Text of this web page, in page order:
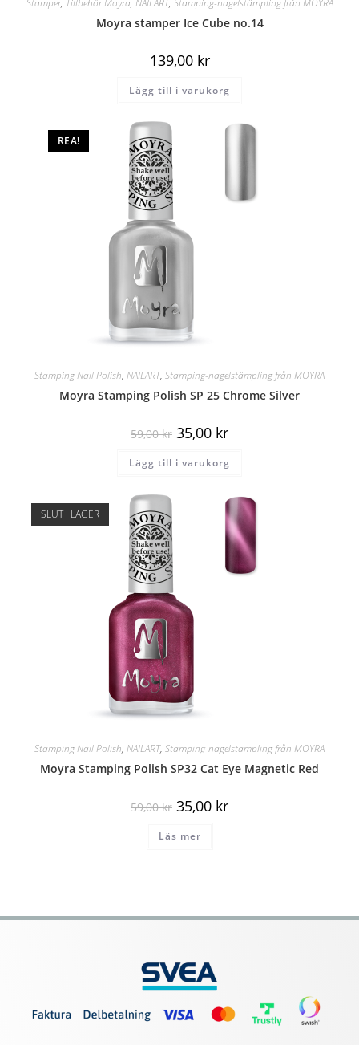
Moyra stamper Ice Cube no.14
139,00 kr
Lägg till i varukorg
REA!
Stamping Nail Polish, NAILART, Stamping-nagelstämpling från MOYRA
Moyra Stamping Polish SP 25 Chrome Silver
59,00kr 35,00 kr
Lägg till i varukorg
SLUT I LAGER
Stamping Nail Polish, NAILART, Stamping-nagelstämpling från MOYRA
Moyra Stamping Polish SP32 Cat Eye Magnetic Red
59,00kr 35,00 kr
Läs mer